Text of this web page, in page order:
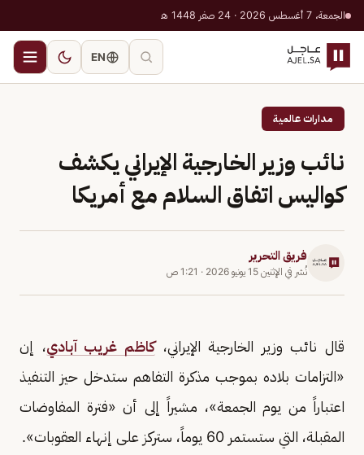
الجمعة، 7 أغسطس 2026 · 24 صفر 1448 هـ
EN
مدارات عالمية
نائب وزير الخارجية الإيراني يكشف
كواليس اتفاق السلام مع أمريكا
فريق التحرير
نُشر في الإثنين 15 يونيو 2026 · 1:21 ص
قال نائب وزير الخارجية الإيراني،كاظم غريب آبادي، إن
«التزامات بلاده بموجب مذكرة التفاهم ستدخل حيز التنفيذ
اعتباراً من يوم الجمعة»، مشيراً إلى أن «فترة المفاوضات
المقبلة، التي ستستمر 60 يوماً، ستركز على إنهاء العقوبات».